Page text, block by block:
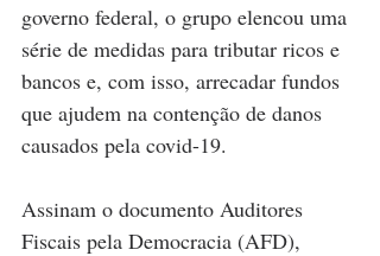
governo federal, o grupo elencou uma
série de medidas para tributar ricos e
bancos e, com isso, arrecadar fundos
que ajudem na contenção de danos
causados pela covid-19.
Assinam o documento Auditores
Fiscais pela Democracia (AFD),